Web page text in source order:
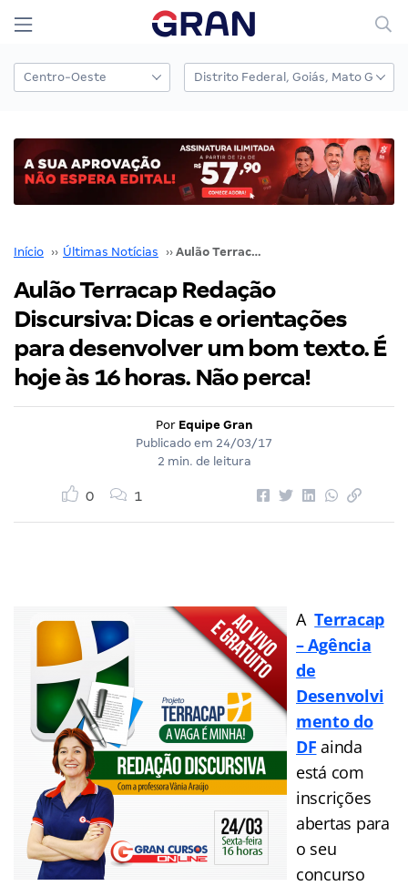
Início ›› Últimas Notícias ›› Aulão Terracap Redação Discursiva: Dicas e orientações para desenvolver um bom texto. É hoje às 16 horas. Não perca!
Aulão Terracap Redação
Discursiva: Dicas e orientações
para desenvolver um bom texto. É
hoje às 16 horas. Não perca!
Por Equipe Gran
Publicado em 24/03/17
2 min. de leitura
0 1
ATerracap
– Agência
de
Desenvolvi
mento do
DF ainda
está com
inscrições
abertas para
o seu
concurso